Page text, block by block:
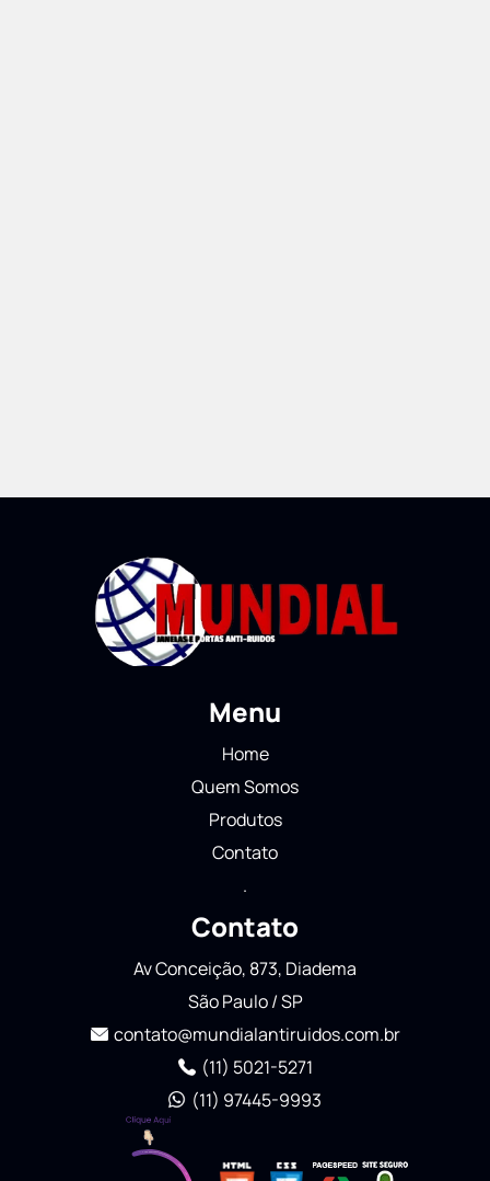
Menu
Home
Quem Somos
Produtos
Contato
.
Contato
Av Conceição, 873, Diadema
São Paulo / SP
contato@mundialantiruidos.com.br
(11) 5021-5271
(11) 97445-9993